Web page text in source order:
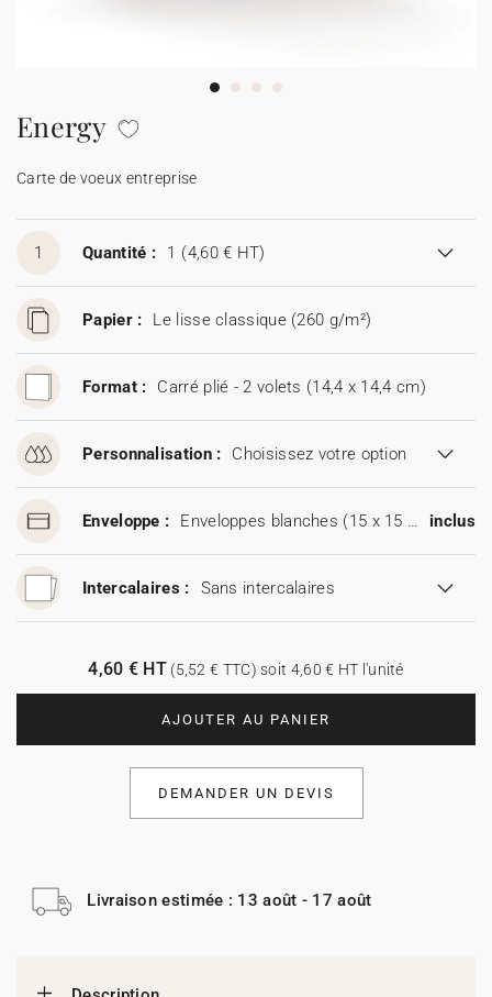
★ Demande d'échantillons
Menus
Présentoirs comptoir
Stickers
Energy
Carte de voeux entreprise
1 Quantité : 1 (4,60 € HT)
Papier : Le lisse classique (260 g/m²)
Format : Carré plié - 2 volets (14,4 x 14,4 cm)
Personnalisation : Choisissez votre option
Enveloppe : Enveloppes blanches (15 x 15 cm) inclus
Intercalaires : Sans intercalaires
AJOUTER AU PANIER
4,60 € HT(5,52 € TTC) soit 4,60 € HT l'unité
DEMANDER UN DEVIS
Livraison estimée : 13 août - 17 août